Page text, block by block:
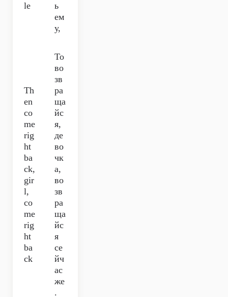
le
ь
ем
у,
Th
en
co
me
rig
ht
ba
ck,
gir
l,
co
me
rig
ht
ba
ck
То
во
зв
ра
ща
йс
я,
де
во
чк
а,
во
зв
ра
ща
йс
я
се
йч
ас
же
.